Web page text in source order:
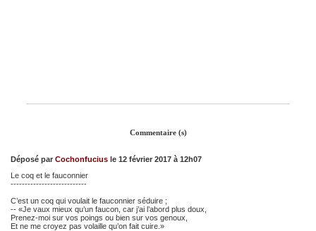
Commentaire (s)
Déposé par Cochonfucius le 12 février 2017 à 12h07
Le coq et le fauconnier
---------------------------
C’est un coq qui voulait le fauconnier séduire ;
-- «Je vaux mieux qu’un faucon, car j’ai l’abord plus doux,
Prenez-moi sur vos poings ou bien sur vos genoux,
Et ne me croyez pas volaille qu’on fait cuire.»